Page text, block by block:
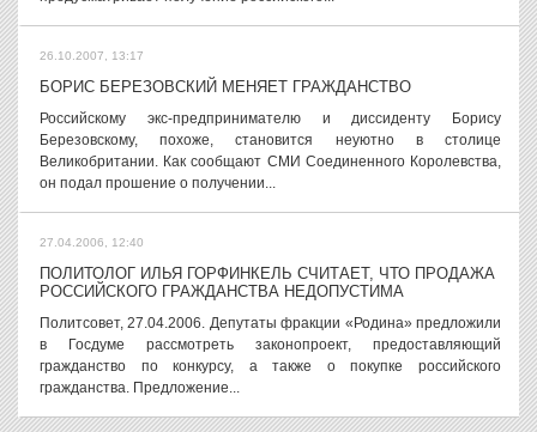
26.10.2007, 13:17
БОРИС БЕРЕЗОВСКИЙ МЕНЯЕТ ГРАЖДАНСТВО
Российскому экс-предпринимателю и диссиденту Борису
Березовскому, похоже, становится неуютно в столице
Великобритании. Как сообщают СМИ Соединенного Королевства,
он подал прошение о получении...
27.04.2006, 12:40
ПОЛИТОЛОГ ИЛЬЯ ГОРФИНКЕЛЬ СЧИТАЕТ, ЧТО ПРОДАЖА
РОССИЙСКОГО ГРАЖДАНСТВА НЕДОПУСТИМА
Политсовет, 27.04.2006. Депутаты фракции «Родина» предложили
в Госдуме рассмотреть законопроект, предоставляющий
гражданство по конкурсу, а также о покупке российского
гражданства. Предложение...